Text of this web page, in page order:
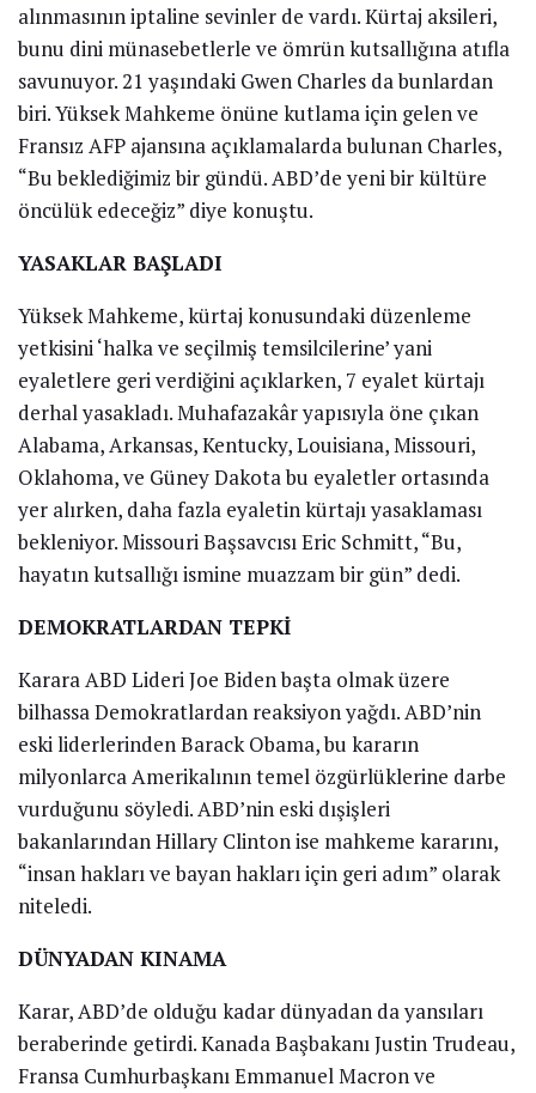
alınmasının iptaline sevinler de vardı. Kürtaj aksileri,
bunu dini münasebetlerle ve ömrün kutsallığına atıfla
savunuyor. 21 yaşındaki Gwen Charles da bunlardan
biri. Yüksek Mahkeme önüne kutlama için gelen ve
Fransız AFP ajansına açıklamalarda bulunan Charles,
“Bu beklediğimiz bir gündü. ABD’de yeni bir kültüre
öncülük edeceğiz” diye konuştu.
YASAKLAR BAŞLADI
Yüksek Mahkeme, kürtaj konusundaki düzenleme
yetkisini ‘halka ve seçilmiş temsilcilerine’ yani
eyaletlere geri verdiğini açıklarken, 7 eyalet kürtajı
derhal yasakladı. Muhafazakâr yapısıyla öne çıkan
Alabama, Arkansas, Kentucky, Louisiana, Missouri,
Oklahoma, ve Güney Dakota bu eyaletler ortasında
yer alırken, daha fazla eyaletin kürtajı yasaklaması
bekleniyor. Missouri Başsavcısı Eric Schmitt, “Bu,
hayatın kutsallığı ismine muazzam bir gün” dedi.
DEMOKRATLARDAN TEPKİ
Karara ABD Lideri Joe Biden başta olmak üzere
bilhassa Demokratlardan reaksiyon yağdı. ABD’nin
eski liderlerinden Barack Obama, bu kararın
milyonlarca Amerikalının temel özgürlüklerine darbe
vurduğunu söyledi. ABD’nin eski dışişleri
bakanlarından Hillary Clinton ise mahkeme kararını,
“insan hakları ve bayan hakları için geri adım” olarak
niteledi.
DÜNYADAN KINAMA
Karar, ABD’de olduğu kadar dünyadan da yansıları
beraberinde getirdi. Kanada Başbakanı Justin Trudeau,
Fransa Cumhurbaşkanı Emmanuel Macron ve